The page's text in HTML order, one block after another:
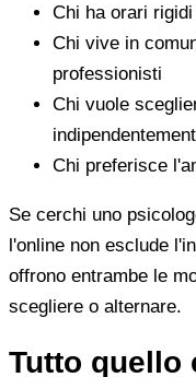
Chi ha orari
Chi vive in
professionisti
Chi vuole
Chi preferisce
Se cerchi uno
l'online non esclude
offrono entrambe le
scegliere o alternare.
Tutto quello